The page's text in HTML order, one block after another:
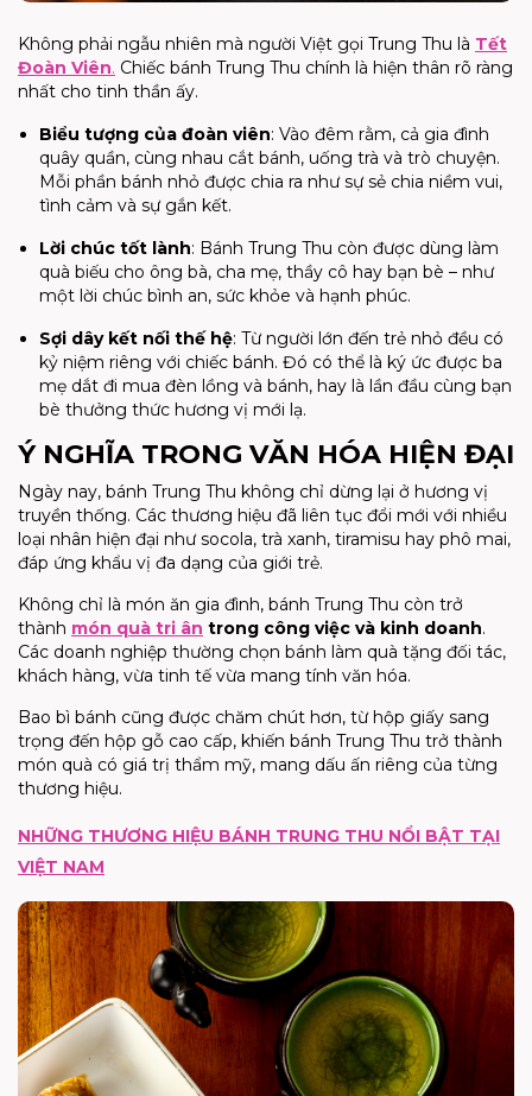
Không phải ngẫu nhiên mà người Việt gọi Trung Thu là Tết
Đoàn Viên. Chiếc bánh Trung Thu chính là hiện thân rõ ràng
nhất cho tinh thần ấy.
Biểu tượng của đoàn viên: Vào đêm rằm, cả gia đình
quây quần, cùng nhau cắt bánh, uống trà và trò chuyện.
Mỗi phần bánh nhỏ được chia ra như sự sẻ chia niềm vui,
tình cảm và sự gắn kết.
Lời chúc tốt lành: Bánh Trung Thu còn được dùng làm
quà biếu cho ông bà, cha mẹ, thầy cô hay bạn bè – như
một lời chúc bình an, sức khỏe và hạnh phúc.
Sợi dây kết nối thế hệ: Từ người lớn đến trẻ nhỏ đều có
kỷ niệm riêng với chiếc bánh. Đó có thể là ký ức được ba
mẹ dắt đi mua đèn lồng và bánh, hay là lần đầu cùng bạn
bè thưởng thức hương vị mới lạ.
Ý NGHĨA TRONG VĂN HÓA HIỆN ĐẠI
Ngày nay, bánh Trung Thu không chỉ dừng lại ở hương vị
truyền thống. Các thương hiệu đã liên tục đổi mới với nhiều
loại nhân hiện đại như socola, trà xanh, tiramisu hay phô mai,
đáp ứng khẩu vị đa dạng của giới trẻ.
Không chỉ là món ăn gia đình, bánh Trung Thu còn trở
thành món quà tri ân trong công việc và kinh doanh.
Các doanh nghiệp thường chọn bánh làm quà tặng đối tác,
khách hàng, vừa tinh tế vừa mang tính văn hóa.
Bao bì bánh cũng được chăm chút hơn, từ hộp giấy sang
trọng đến hộp gỗ cao cấp, khiến bánh Trung Thu trở thành
món quà có giá trị thẩm mỹ, mang dấu ấn riêng của từng
thương hiệu.
NHỮNG THƯƠNG HIỆU BÁNH TRUNG THU NỔI BẬT TẠI
VIỆT NAM